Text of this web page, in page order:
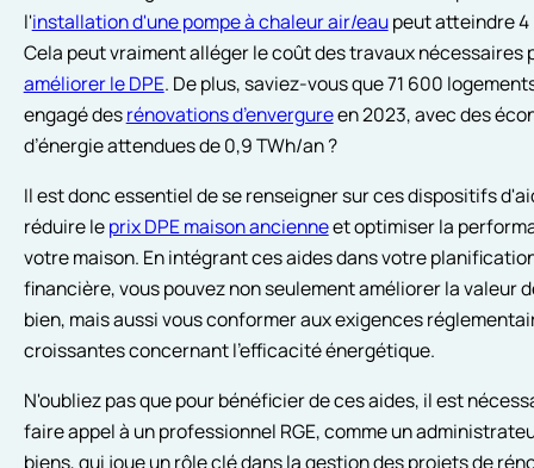
l'installation d'une pompe à chaleur air/eaupeut atteindre 4
Cela peut vraiment alléger le coût des travaux nécessaires
améliorer le DPE. De plus, saviez-vous que 71 600
engagé desrénovations d’envergureen 2023, avec des
d’énergie attendues de 0,9 TWh/an ?
Il est donc essentiel de se renseigner sur ces dispositifs
réduire leprix DPE maison ancienneet optimiser la
votre maison. En intégrant ces aides dans votre
financière, vous pouvez non seulement améliorer la valeur
bien, mais aussi vous conformer aux exigences
croissantes concernant l'efficacité énergétique.
N'oubliez pas que pour bénéficier de ces aides, il est
faire appel à un professionnel RGE, comme un
biens, qui joue un rôle clé dans la gestion des projets de